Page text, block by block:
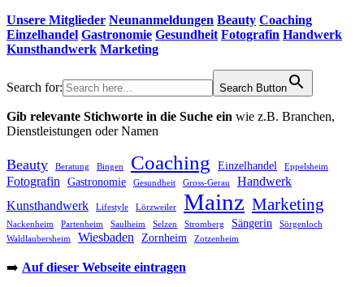
Unsere Mitglieder Neunanmeldungen Beauty Coaching
Einzelhandel Gastronomie Gesundheit Fotografin Handwerk
Kunsthandwerk Marketing
Search for: Search Button
Gib relevante Stichworte in die Suche ein wie z.B. Branchen,
Dienstleistungen oder Namen
Beauty Beratung Bingen Coaching Einzelhandel Eppelsheim
Fotografin Gastronomie Gesundheit Gross-Gerau
Handwerk
Kunsthandwerk
Lifestyle Lörzweiler Mainz Marketing
Nackenheim Partenheim Saulheim Selzen Stromberg Sängerin
Sörgenloch
Waldlaubersheim
Wiesbaden Zornheim Zotzenheim
➡️ Auf dieser Webseite eintragen